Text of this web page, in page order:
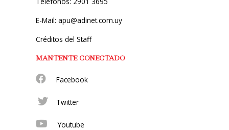
E-Mail: apu@adinet.com.uy
Créditos del Staff
MANTENTE CONECTADO
Facebook
Twitter
Youtube